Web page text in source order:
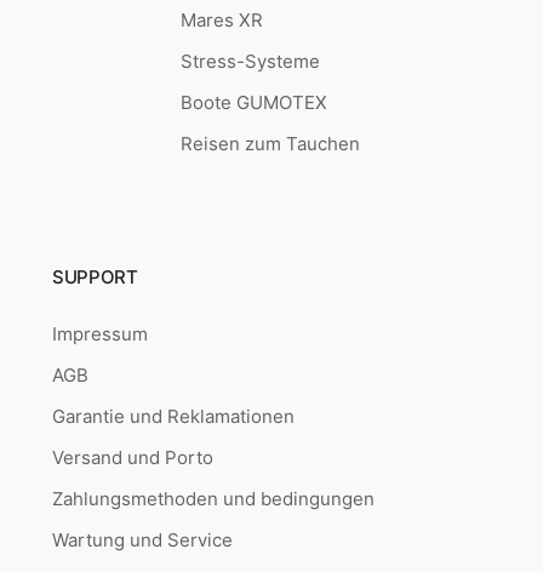
Mares XR
Stress-Systeme
Boote GUMOTEX
Reisen zum Tauchen
SUPPORT
Impressum
AGB
Garantie und Reklamationen
Versand und Porto
Zahlungsmethoden und bedingungen
Wartung und Service